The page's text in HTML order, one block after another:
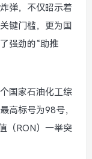
弹，不仅昭示着
键门槛，更为国
强劲的“助推
国家石油化工综
高标号为98号，
（RON）一举突